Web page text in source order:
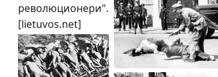
революционери".
[lietuvos.net]